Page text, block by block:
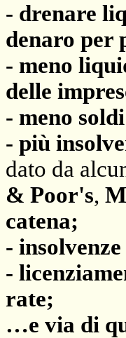
- drenare
denaro per
- meno
delle
- meno
- più
dato da
& Poor's,
catena;
-
-
rate;
…e via di